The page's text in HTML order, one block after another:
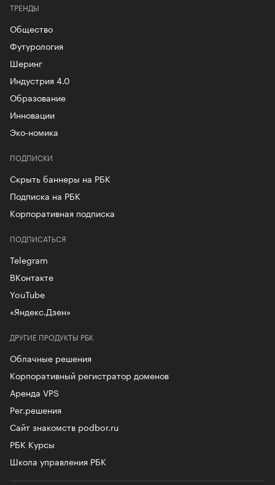
ТРЕНДЫ
Общество
Футурология
Шеринг
Индустрия 4.0
Образование
Инновации
Эко-номика
ПОДПИСКИ
Скрыть баннеры на РБК
Подписка на РБК
Корпоративная подписка
ДРУГИЕ ПРОДУКТЫ РБК
Облачные решения
Корпоративный регистратор доменов
Аренда VPS
Рег.решения
Сайт знакомств podbor.ru
РБК Курсы
Школа управления РБК
ПОДПИСАТЬСЯ
Telegram
ВКонтакте
YouTube
«Яндекс.Дзен»